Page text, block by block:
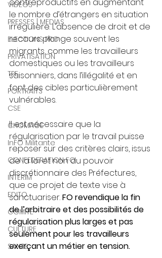
VIDEOS
PRESSES | MEDIAS
ELECTIONS PRO
PRIVATISATION
TPE
PORTRAITS
CSE
CHOMAGE
InFO Militante
CONFEDERATION FO
INTERIM
EDITO
COMITE
CULTURE
SANTE
le nombre d’étrangers en situation
irrégulière. L’absence de droit et de
recours plonge souvent les
migrants, comme les travailleurs
domestiques ou les travailleurs
saisonniers, dans l’illégalité et en
font des cibles particulièrement
vulnérables.
Il est nécessaire que la
régularisation par le travail puisse
reposer sur des critères clairs, issus
de la loi et non du pouvoir
discrétionnaire des Préfectures,
que ce projet de texte vise à
sanctuariser. FO revendique la fin
de l’arbitraire et des possibilités de
régularisation plus larges et pas
seulement pour les travailleurs
exerçant un métier en tension.